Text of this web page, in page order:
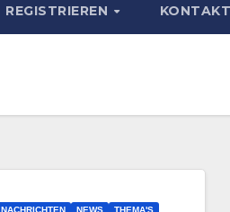
REGISTRIEREN
NACHRICHTEN NEWS THEMA'S